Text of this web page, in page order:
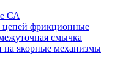
СА
фрикционные
смычка
на якорные механизмы